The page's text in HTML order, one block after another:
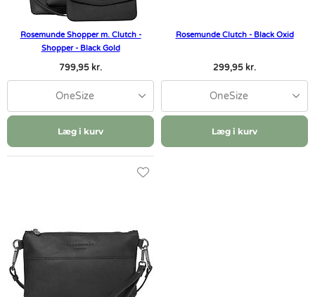
Rosemunde Shopper m. Clutch -
Shopper - Black Gold
799,95 kr.
OneSize
Læg i kurv
Rosemunde Clutch - Black Oxid
299,95 kr.
OneSize
Læg i kurv